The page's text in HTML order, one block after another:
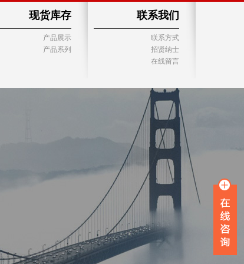
现货库存
产品展示
产品系列
联系我们
联系方式
招贤纳士
在线留言